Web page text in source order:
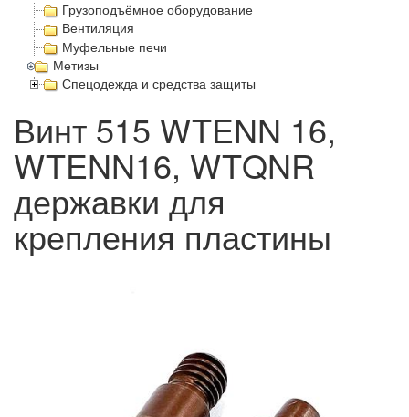
Грузоподъёмное оборудование
Вентиляция
Муфельные печи
Метизы
Спецодежда и средства защиты
Винт 515 WTENN 16,
WTENN16, WTQNR
державки для
крепления пластины